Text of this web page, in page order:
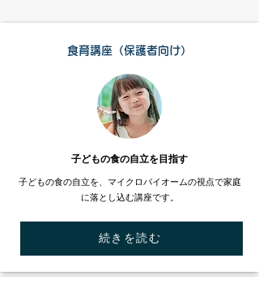
食育講座（保護者向け）
​子どもの食の自立を目指す
子どもの食の自立を、マイクロバイオームの視点で家庭
に落とし込む講座です。
続きを読む